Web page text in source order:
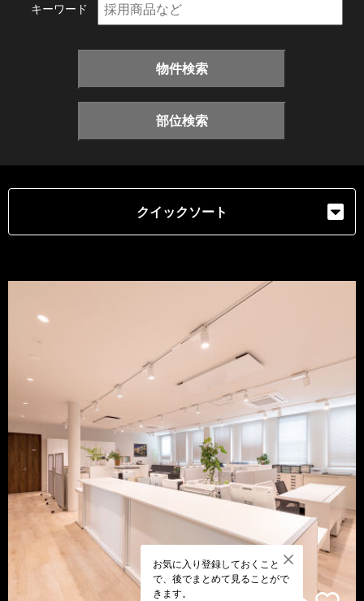
キーワード
物件検索
部位検索
クイックソート
お気に入り登録しておくこと
で、後でまとめて見ることがで
きます。